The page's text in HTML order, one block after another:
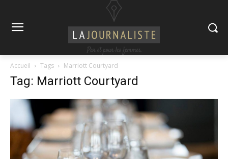
Accueil Tags Marriott Courtyard
Tag: Marriott Courtyard